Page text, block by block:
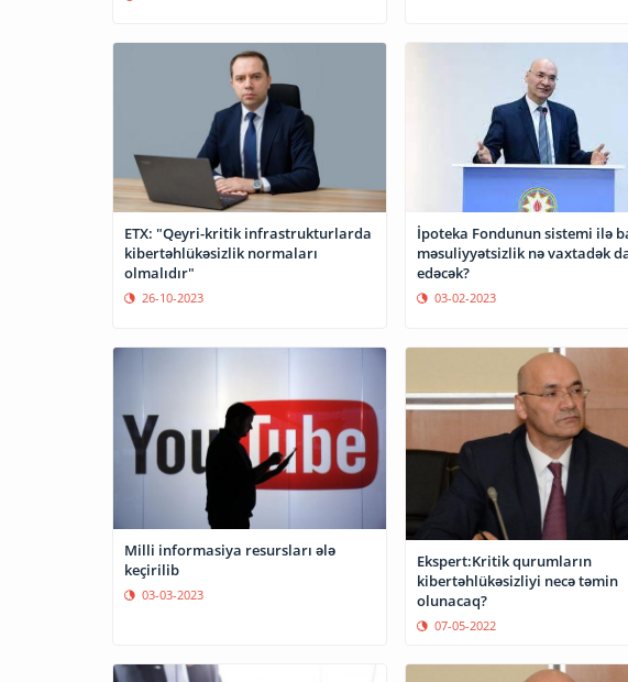
ETX: "Qeyri-kritik infrastrukturlarda
kibertəhlükəsizlik normaları
olmalıdır"
26-10-2023
İpoteka Fondunun sistemi ilə
məsuliyyətsizlik nə vaxtadək
edəcək?
03-02-2023
Milli informasiya resursları ələ
keçirilib
03-03-2023
Ekspert:Kritik qurumların
kibertəhlükəsizliyi necə təmin
olunacaq?
07-05-2022